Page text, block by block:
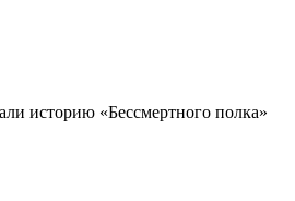
историю «Бессмертного полка»